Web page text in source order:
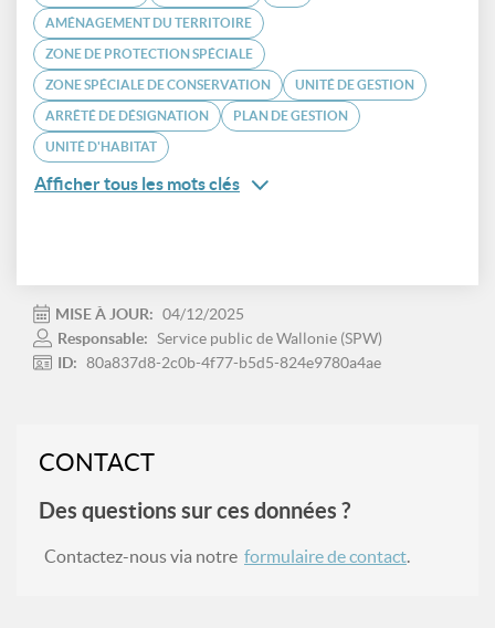
AMÉNAGEMENT DU TERRITOIRE
ZONE DE PROTECTION SPÉCIALE
ZONE SPÉCIALE DE CONSERVATION UNITÉ DE GESTION
ARRÊTÉ DE DÉSIGNATION PLAN DE GESTION
UNITÉ D'HABITAT
Afficher tous les mots clés
MISE À JOUR: 04/12/2025
Responsable: Service public de Wallonie (SPW)
ID: 80a837d8-2c0b-4f77-b5d5-824e9780a4ae
CONTACT
Des questions sur ces données ?
Contactez-nous via notre formulaire de contact.